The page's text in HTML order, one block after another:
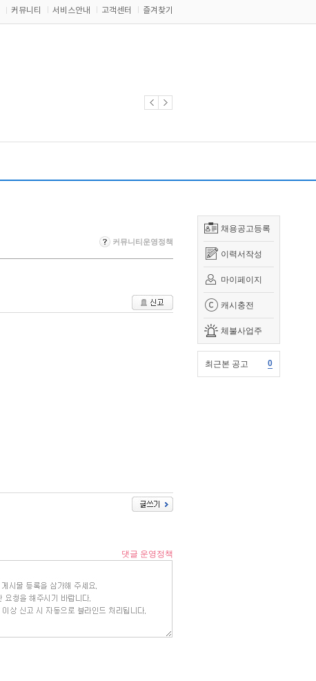
커뮤니티 서비스안내 고객센터 즐겨찾기
채용공고등록
이력서작성
마이페이지
캐시충전
체불사업주
최근본 공고 0
커뮤니티운영정책